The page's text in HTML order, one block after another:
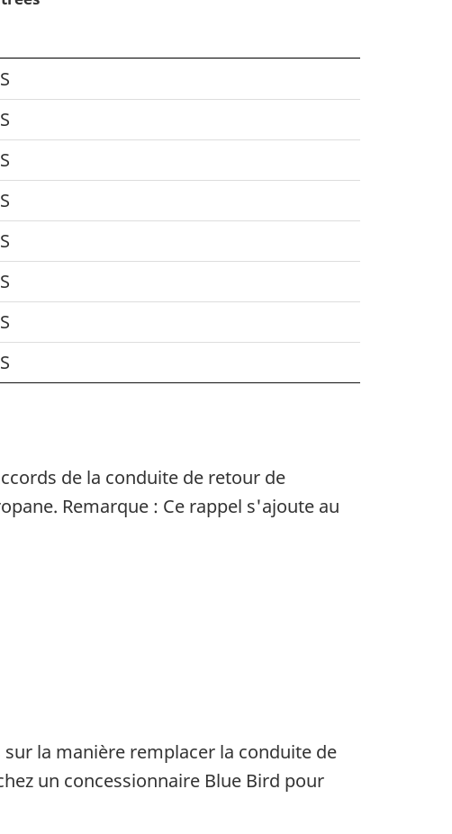
de la conduite de retour de
Remarque : Ce rappel s'ajoute au
la manière remplacer la conduite de
un concessionnaire Blue Bird pour